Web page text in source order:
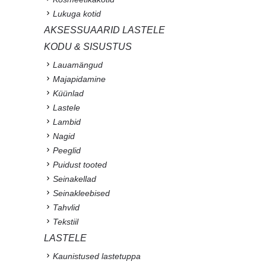
Lukuga kotid
AKSESSUAARID LASTELE
KODU & SISUSTUS
Lauamängud
Majapidamine
Küünlad
Lastele
Lambid
Nagid
Peeglid
Puidust tooted
Seinakellad
Seinakleebised
Tahvlid
Tekstiil
LASTELE
Kaunistused lastetuppa